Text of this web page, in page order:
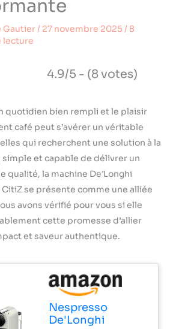
Gautier/ 27 novembre 2025 /8
lecture
4.9/5 - (8 votes)
quotidien bien rempli et le plaisir
café peut s’avérer un véritable
qui recherchent une solution à la
et capable de délivrer un
qualité, la machine De’Longhi
se présente comme une alliée
avons vérifié pour vous si elle
cette promesse d’allier
et saveur authentique.
Nespresso
De'Longhi